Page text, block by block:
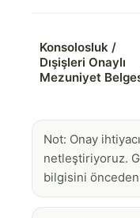
Konsolosluk /
Dışişleri Onaylı
Mezuniyet
Not: Onay
netleştiriyoruz.
bilgisini